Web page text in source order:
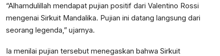
“Alhamdulillah mendapat pujian positif dari Valentino Rossi
mengenai Sirkuit Mandalika. Pujian ini datang langsung dari
seorang legenda,” ujarnya.
Ia menilai pujian tersebut menegaskan bahwa Sirkuit